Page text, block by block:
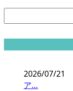
2026/07/21
ア…